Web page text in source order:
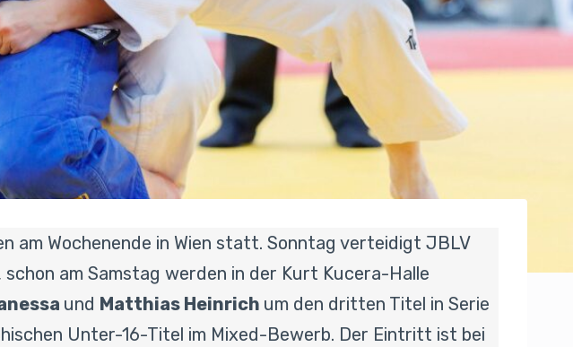
am Wochenende in Wien statt. Sonntag verteidigt JBLV
am Samstag werden in der Kurt Kucera-Halle
und Matthias Heinrich um den dritten Titel in Serie
Unter-16-Titel im Mixed-Bewerb. Der Eintritt ist bei